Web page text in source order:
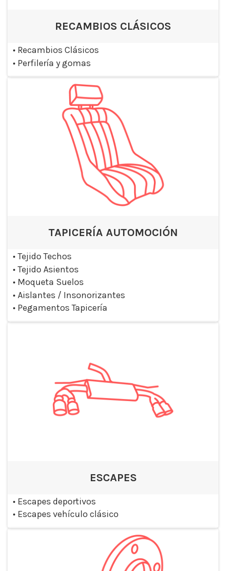
RECAMBIOS CLÁSICOS
• Recambios Clásicos
• Perfilería y gomas
TAPICERÍA AUTOMOCIÓN
• Tejido Techos
• Tejido Asientos
• Moqueta Suelos
• Aislantes / Insonorizantes
• Pegamentos Tapicería
ESCAPES
• Escapes deportivos
• Escapes vehículo clásico